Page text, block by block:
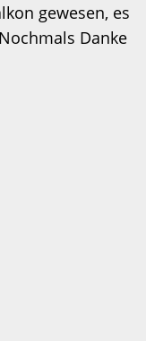
gewesen, es
Danke